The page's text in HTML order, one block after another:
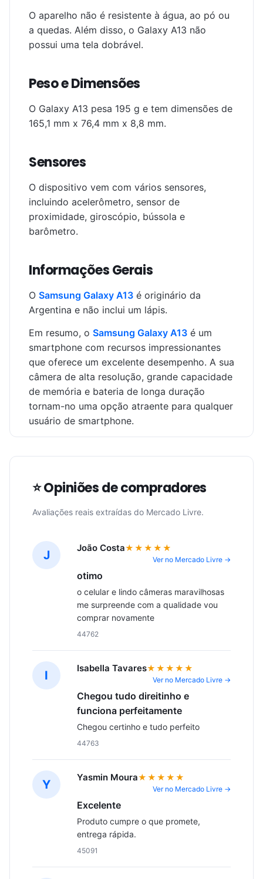
O aparelho não é resistente à água, ao pó ou
a quedas. Além disso, o Galaxy A13 não
possui uma tela dobrável.
Peso e Dimensões
O Galaxy A13 pesa 195 g e tem dimensões de
165,1 mm x 76,4 mm x 8,8 mm.
Sensores
O dispositivo vem com vários sensores,
incluindo acelerômetro, sensor de
proximidade, giroscópio, bússola e
barômetro.
Informações Gerais
O Samsung Galaxy A13 é originário da
Argentina e não inclui um lápis.
Em resumo, o Samsung Galaxy A13 é um
smartphone com recursos impressionantes
que oferece um excelente desempenho. A sua
câmera de alta resolução, grande capacidade
de memória e bateria de longa duração
tornam-no uma opção atraente para qualquer
usuário de smartphone.
⭐ Opiniões de compradores
Avaliações reais extraídas do Mercado Livre.
J João Costa★★★★★
Ver no Mercado Livre →
otimo
o celular e lindo câmeras maravilhosas
me surpreende com a qualidade vou
comprar novamente
44762
I Isabella Tavares★★★★★
Ver no Mercado Livre →
Chegou tudo direitinho e
funciona perfeitamente
Chegou certinho e tudo perfeito
44763
Y Yasmin Moura★★★★★
Ver no Mercado Livre →
Excelente
Produto cumpre o que promete,
entrega rápida.
45091